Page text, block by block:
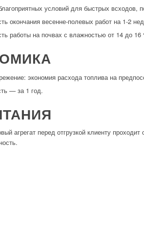
условий для быстрых всходов,
окончания весенне-полевых работ на 1-2
работы на почвах с влажностью от 14 до 16
экономия расхода топлива на
— за 1 год.
агрегат перед отгрузкой клиенту